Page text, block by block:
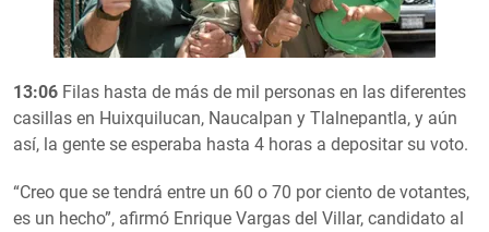
13:06 Filas hasta de más de mil personas en las diferentes
casillas en Huixquilucan, Naucalpan y Tlalnepantla, y aún
así, la gente se esperaba hasta 4 horas a depositar su voto.
“Creo que se tendrá entre un 60 o 70 por ciento de votantes,
es un hecho”, afirmó Enrique Vargas del Villar, candidato al